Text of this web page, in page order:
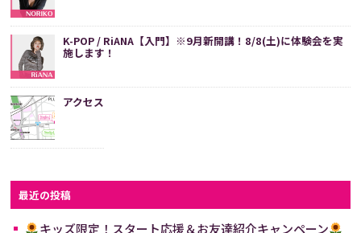
K-POP / RiANA【入門】※9月新開講！8/8(土)に体験会を実
施します！
アクセス
最近の投稿
キッズ限定！スタート応援＆お友達紹介キャンペーン